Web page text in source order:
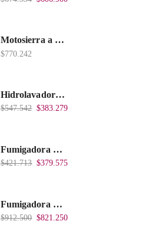
Motosierra a Gasolina 52 Barra 20'' PD
$770.242
Hidrolavadora Eléctrica Takima 1.400W 1.600Psi, Tkepw-1600-A.
$547.542 $383.279
Fumigadora De Espalda Alterman A Baterí­a 12V/12Ah, 20Litros, Xkes20.
$421.713 $379.575
Fumigadora De Espalda Alterman Gasolina 2T, 26 Cc, Bomba Nylon Libre Mantenimiento, Tf900-A.
$912.500 $821.250